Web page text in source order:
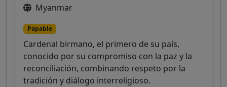
Myanmar
Papable
Cardenal birmano, el primero de su país,
conocido por su compromiso con la paz y la
reconciliación, combinando respeto por la
tradición y diálogo interreligioso.